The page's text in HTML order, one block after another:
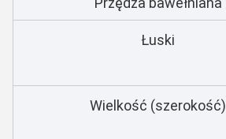
Łuski
Wielkość (szerokość)